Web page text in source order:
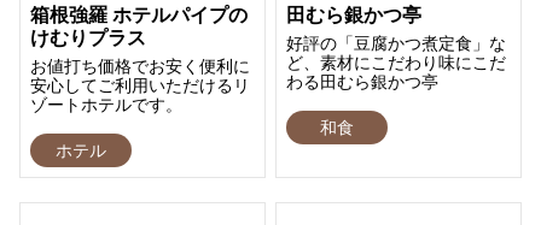
箱根強羅 ホテルパイプの
けむりプラス
お値打ち価格でお安く便利に
安心してご利用いただけるリ
ゾートホテルです。
ホテル
田むら銀かつ亭
好評の「豆腐かつ煮定食」な
ど、素材にこだわり味にこだ
わる田むら銀かつ亭
和食